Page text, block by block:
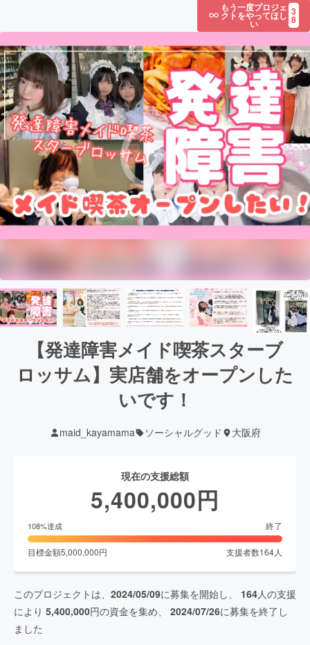
もう一度プロジェ
クトをやってほし
い
3
8
【発達障害メイド喫茶スターブ
ロッサム】実店舗をオープンした
いです！
maid_kayamama ソーシャルグッド 大阪府
現在の支援総額
5,400,000円
108%達成 終了
目標金額5,000,000円 支援者数164人
このプロジェクトは、 2024/05/09に募集を開始し、 164人の支援
により 5,400,000円の資金を集め、 2024/07/26に募集を終了し
ました